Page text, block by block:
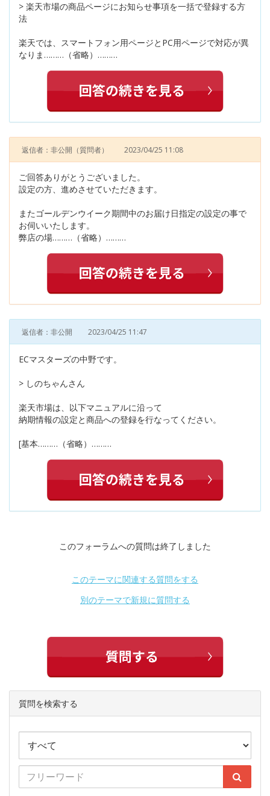
> 楽天市場の商品ページにお知らせ事項を一括で登録する方
法
楽天では、スマートフォン用ページとPC用ページで対応が異
なりま………（省略）………
返信者：非公開 （質問者） 2023/04/25 11:08
ご回答ありがとうございました。
設定の方、進めさせていただきます。
またゴールデンウイーク期間中のお届け日指定の設定の事で
お伺いいたします。
弊店の場………（省略）………
返信者：非公開 2023/04/25 11:47
ECマスターズの中野です。
> しのちゃんさん
楽天市場は、以下マニュアルに沿って
納期情報の設定と商品への登録を行なってください。
[基本………（省略）………
このフォーラムへの質問は終了しました
このテーマに関連する質問をする
別のテーマで新規に質問する
質問を検索する